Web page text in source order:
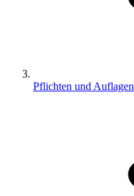
Pflichten und Auflagen